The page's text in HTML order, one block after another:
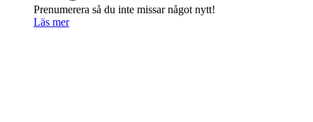
Prenumerera så du inte missar något nytt!
Läs mer